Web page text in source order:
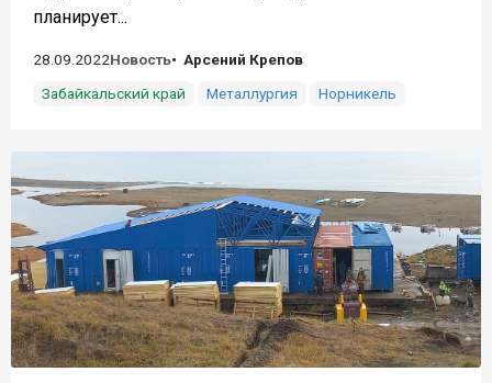
планирует...
28.09.2022Новость
Арсений Крепов
Забайкальский край
Металлургия Норникель